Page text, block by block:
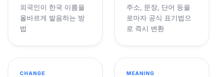
외국인이 한국 이름을
올바르게 발음하는 방
법
주소, 문장, 단어 등을
로마자 공식 표기법으
로 즉시 변환
CHANGE MEANING